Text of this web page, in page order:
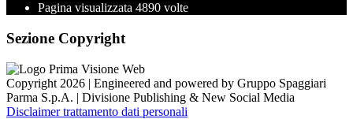
Pagina visualizzata 4890 volte
Sezione Copyright
Copyright 2026 | Engineered and powered by Gruppo Spaggiari
Parma S.p.A. | Divisione Publishing & New Social Media
Disclaimer trattamento dati personali